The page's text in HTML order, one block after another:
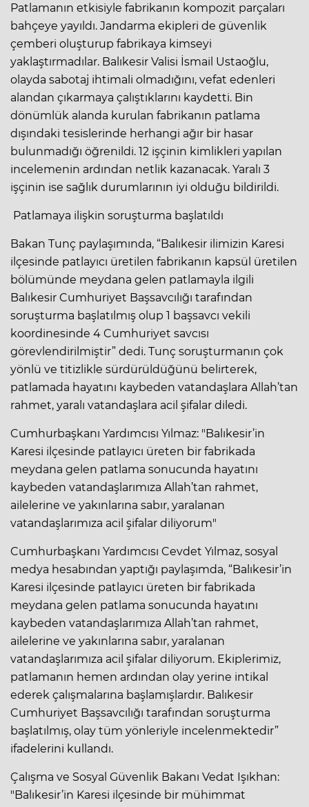
Patlamanın etkisiyle fabrikanın kompozit parçaları
bahçeye yayıldı. Jandarma ekipleri de güvenlik
çemberi oluşturup fabrikaya kimseyi
yaklaştırmadılar. Balıkesir Valisi İsmail Ustaoğlu,
olayda sabotaj ihtimali olmadığını, vefat edenleri
alandan çıkarmaya çalıştıklarını kaydetti. Bin
dönümlük alanda kurulan fabrikanın patlama
dışındaki tesislerinde herhangi ağır bir hasar
bulunmadığı öğrenildi. 12 işçinin kimlikleri yapılan
incelemenin ardından netlik kazanacak. Yaralı 3
işçinin ise sağlık durumlarının iyi olduğu bildirildi.
Patlamaya ilişkin soruşturma başlatıldı
Bakan Tunç paylaşımında, “Balıkesir ilimizin Karesi
ilçesinde patlayıcı üretilen fabrikanın kapsül üretilen
bölümünde meydana gelen patlamayla ilgili
Balıkesir Cumhuriyet Başsavcılığı tarafından
soruşturma başlatılmış olup 1 başsavcı vekili
koordinesinde 4 Cumhuriyet savcısı
görevlendirilmiştir” dedi. Tunç soruşturmanın çok
yönlü ve titizlikle sürdürüldüğünü belirterek,
patlamada hayatını kaybeden vatandaşlara Allah’tan
rahmet, yaralı vatandaşlara acil şifalar diledi.
Cumhurbaşkanı Yardımcısı Yılmaz: "Balıkesir’in
Karesi ilçesinde patlayıcı üreten bir fabrikada
meydana gelen patlama sonucunda hayatını
kaybeden vatandaşlarımıza Allah’tan rahmet,
ailelerine ve yakınlarına sabır, yaralanan
vatandaşlarımıza acil şifalar diliyorum"
Cumhurbaşkanı Yardımcısı Cevdet Yılmaz, sosyal
medya hesabından yaptığı paylaşımda, “Balıkesir’in
Karesi ilçesinde patlayıcı üreten bir fabrikada
meydana gelen patlama sonucunda hayatını
kaybeden vatandaşlarımıza Allah’tan rahmet,
ailelerine ve yakınlarına sabır, yaralanan
vatandaşlarımıza acil şifalar diliyorum. Ekiplerimiz,
patlamanın hemen ardından olay yerine intikal
ederek çalışmalarına başlamışlardır. Balıkesir
Cumhuriyet Başsavcılığı tarafından soruşturma
başlatılmış, olay tüm yönleriyle incelenmektedir”
ifadelerini kullandı.
Çalışma ve Sosyal Güvenlik Bakanı Vedat Işıkhan:
"Balıkesir’in Karesi ilçesinde bir mühimmat